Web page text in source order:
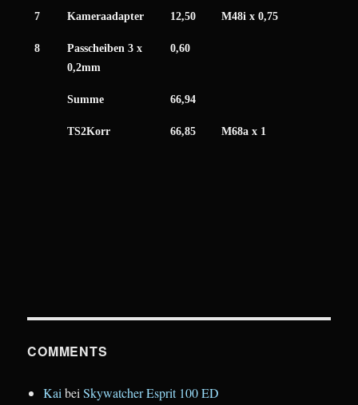
7 Kameraadapter 12,50 M48i x 0,75
8
Passcheiben 3 x
0,2mm
0,60
Summe 66,94
TS2Korr 66,85 M68a x 1
COMMENTS
Kai beiSkywatcher Esprit 100 ED